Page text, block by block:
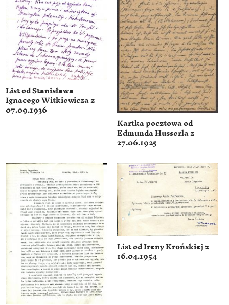
List od Stanisława
Ignacego Witkiewicza z
07.09.1936
Kartka pocztowa od
Edmunda Husserla z
27.06.1925
List od Ireny Krońskiej z
16.04.1954